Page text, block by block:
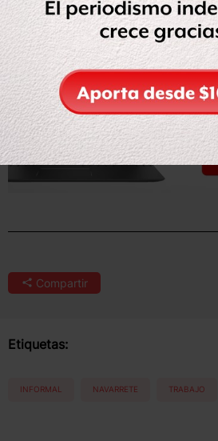
Compartir
Etiquetas:
INFORMAL NAVARRETE TRABAJO